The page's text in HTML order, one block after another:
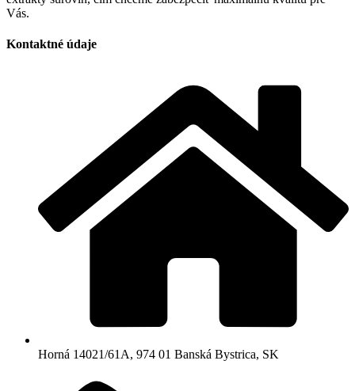
Vás.
Kontaktné údaje
Horná 14021/61A, 974 01 Banská Bystrica, SK